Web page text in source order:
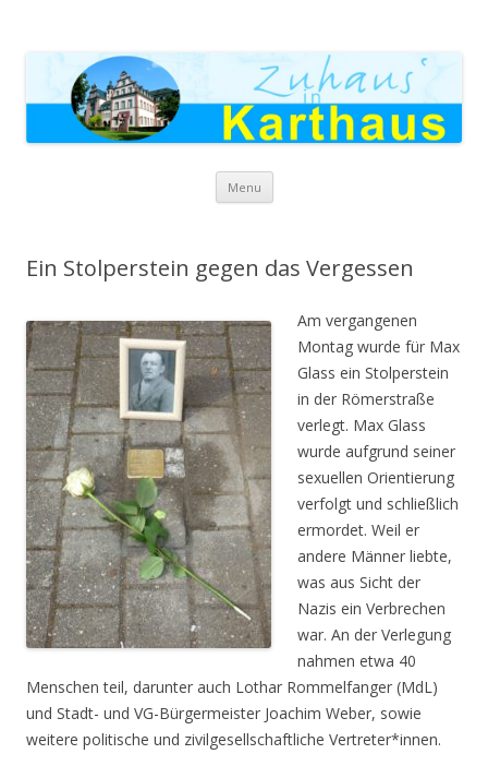
Menu Skip to content
Ein Stolperstein gegen das Vergessen
Am vergangenen
Montag wurde für Max
Glass ein Stolperstein
in der Römerstraße
verlegt. Max Glass
wurde aufgrund seiner
sexuellen Orientierung
verfolgt und schließlich
ermordet. Weil er
andere Männer liebte,
was aus Sicht der
Nazis ein Verbrechen
war. An der Verlegung
nahmen etwa 40
Menschen teil, darunter auch Lothar Rommelfanger (MdL)
und Stadt- und VG-Bürgermeister Joachim Weber, sowie
weitere politische und zivilgesellschaftliche Vertreter*innen.